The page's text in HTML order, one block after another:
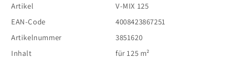
Artikel
V-MIX 125
EAN-Code
4008423867251
Artikelnummer
3851620
Inhalt
für 125 m²